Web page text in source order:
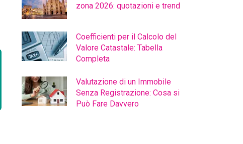
zona 2026: quotazioni e trend
Coefficienti per il Calcolo del
Valore Catastale: Tabella
Completa
Valutazione di un Immobile
Senza Registrazione: Cosa si
Può Fare Davvero